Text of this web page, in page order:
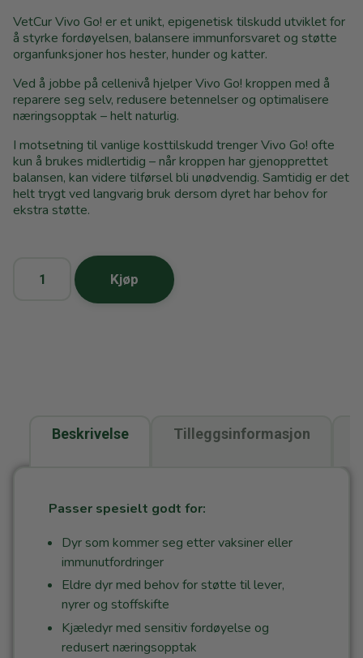
VetCur Vivo Go! er et unikt, epigenetisk tilskudd utviklet for
å styrke fordøyelsen, balansere immunforsvaret og støtte
organfunksjoner hos hester, hunder og katter.
Ved å jobbe på cellenivå hjelper Vivo Go! kroppen med å
reparere seg selv, redusere betennelser og optimalisere
næringsopptak – helt naturlig.
I motsetning til vanlige kosttilskudd trenger Vivo Go! ofte
kun å brukes midlertidig – når kroppen har gjenopprettet
balansen, kan videre tilførsel bli unødvendig. Samtidig er det
helt trygt ved langvarig bruk dersom dyret har behov for
ekstra støtte.
Kjøp
Beskrivelse Tilleggsinformasjon
Passer spesielt godt for:
Dyr som kommer seg etter vaksiner eller
immunutfordringer
Eldre dyr med behov for støtte til lever,
nyrer og stoffskifte
Kjæledyr med sensitiv fordøyelse og
redusert næringsopptak